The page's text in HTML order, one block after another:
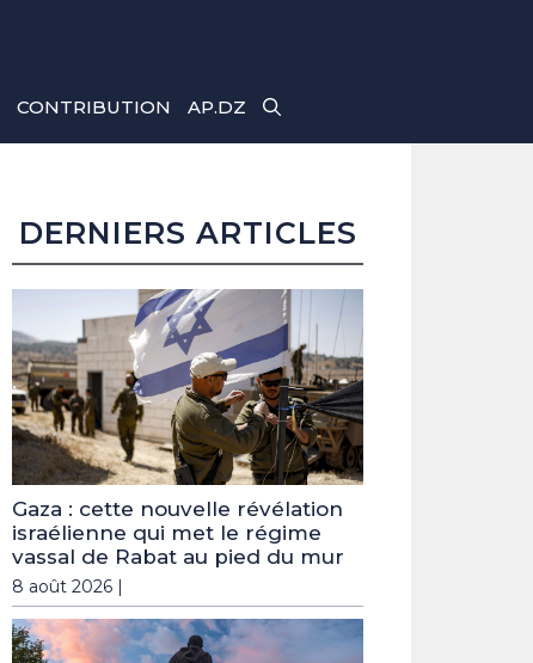
CONTRIBUTION AP.DZ
DERNIERS ARTICLES
Gaza : cette nouvelle révélation
israélienne qui met le régime
vassal de Rabat au pied du mur
8 août 2026 |